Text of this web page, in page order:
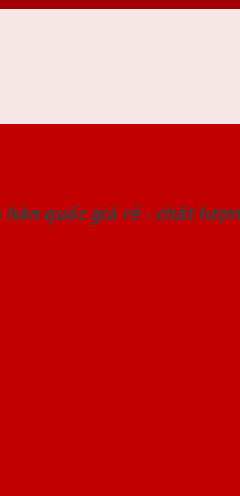
quốc giá rẻ - chất